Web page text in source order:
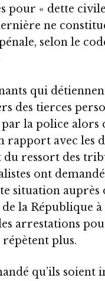
pour « dette
ne
selon le
qui
des tierces
la police alors
rapport avec les
du ressort des
ont
situation auprès
la République à
arrestations
répètent plus.
qu’ils soient